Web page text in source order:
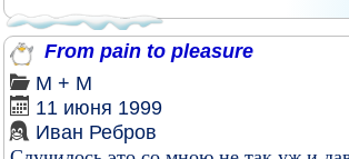
From pain to pleasure
М + М
11 июня 1999
Иван Ребров